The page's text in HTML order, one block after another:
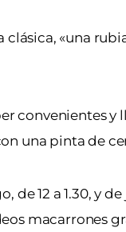
«una
convenientes y
una pinta de
12 a 1.30, y
macarrones